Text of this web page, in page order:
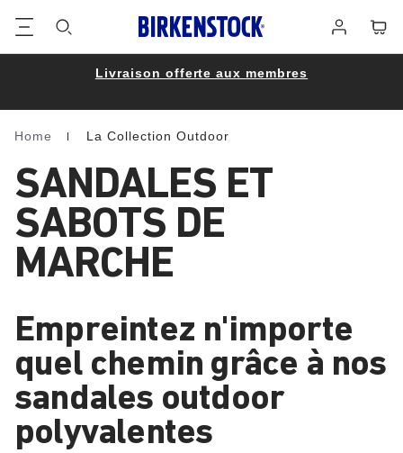
connecter
Livraison offerte aux membres
Homepage
Home La Collection Outdoor
SANDALES ET
SABOTS DE
MARCHE
Empreintez n'importe
quel chemin grâce à nos
sandales outdoor
polyvalentes